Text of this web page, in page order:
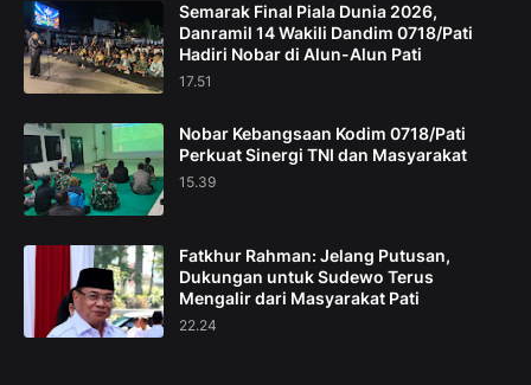
Semarak Final Piala Dunia 2026,
Danramil 14 Wakili Dandim 0718/Pati
Hadiri Nobar di Alun-Alun Pati
17.51
Nobar Kebangsaan Kodim 0718/Pati
Perkuat Sinergi TNI dan Masyarakat
15.39
Fatkhur Rahman: Jelang Putusan,
Dukungan untuk Sudewo Terus
Mengalir dari Masyarakat Pati
22.24